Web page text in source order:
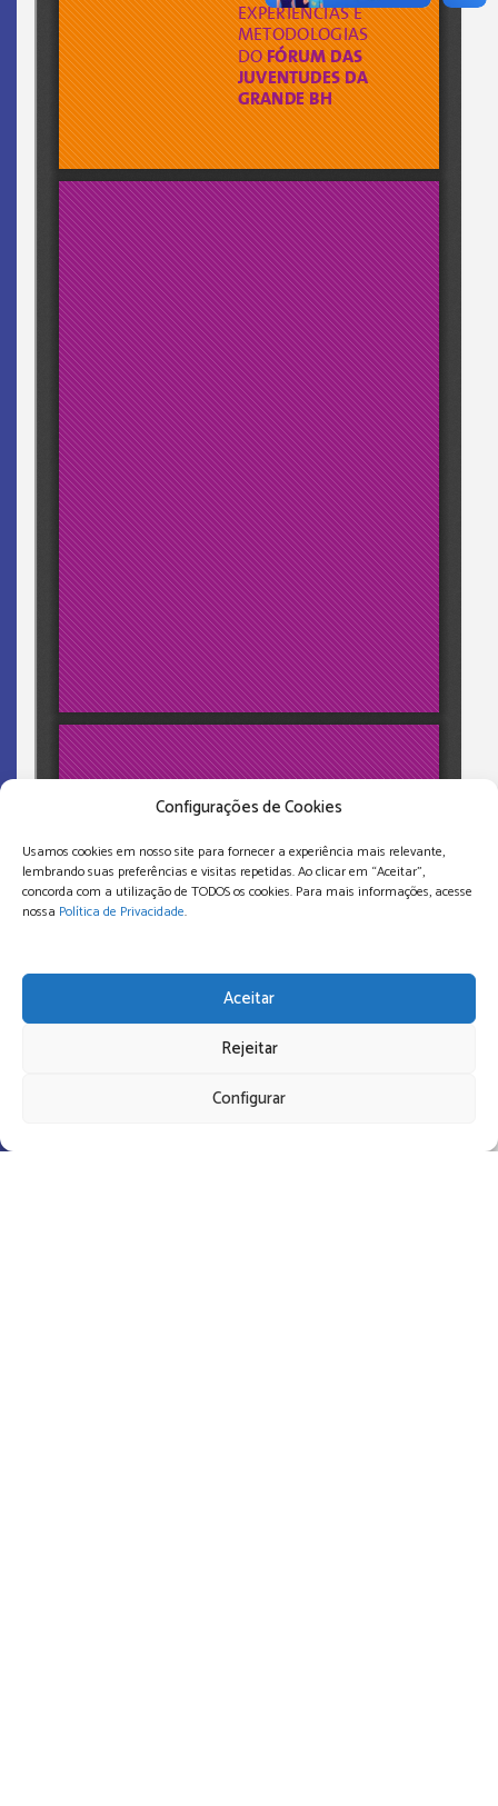
Configurações de Cookies
Usamos cookies em nosso site para fornecer a experiência mais relevante,
lembrando suas preferências e visitas repetidas. Ao clicar em “Aceitar”,
concorda com a utilização de TODOS os cookies. Para mais informações, acesse
nossa Política de Privacidade.
Aceitar
Rejeitar
Configurar